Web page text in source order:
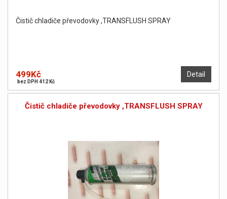
Čistič chladiče převodovky ,TRANSFLUSH SPRAY
Detail
499Kč
bez DPH 412 Kč
Čistič chladiče převodovky ,TRANSFLUSH SPRAY